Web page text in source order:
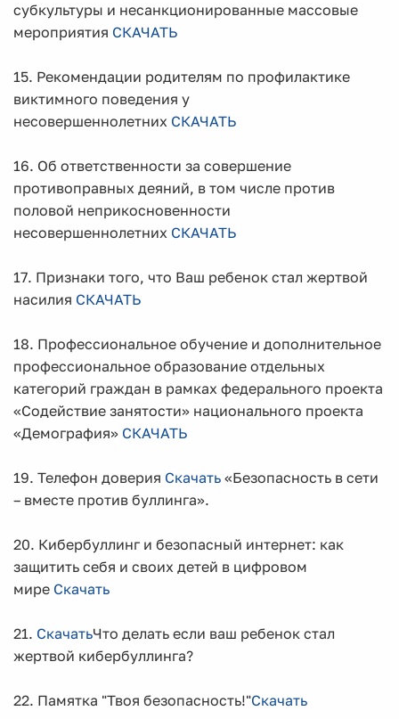
субкультуры и несанкционированные массовые
мероприятия СКАЧАТЬ
15. Рекомендации родителям по профилактике
виктимного поведения у
несовершеннолетних СКАЧАТЬ
16. Об ответственности за совершение
противоправных деяний, в том числе против
половой неприкосновенности
несовершеннолетних СКАЧАТЬ
17. Признаки того, что Ваш ребенок стал жертвой
насилия СКАЧАТЬ
18. Профессиональное обучение и дополнительное
профессиональное образование отдельных
категорий граждан в рамках федерального проекта
«Содействие занятости» национального проекта
«Демография» СКАЧАТЬ
19. Телефон доверия Скачать «Безопасность в сети
– вместе против буллинга».
20. Кибербуллинг и безопасный интернет: как
защитить себя и своих детей в цифровом
мире Скачать
21. СкачатьЧто делать если ваш ребенок стал
жертвой кибербуллинга?
22. Памятка "Твоя безопасность!"Скачать